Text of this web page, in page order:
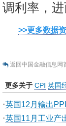
调利率，
>>更多数据
返回中国金融信息网
更多关于 CPI 英国
·英国12月输出
·英国11月工业产